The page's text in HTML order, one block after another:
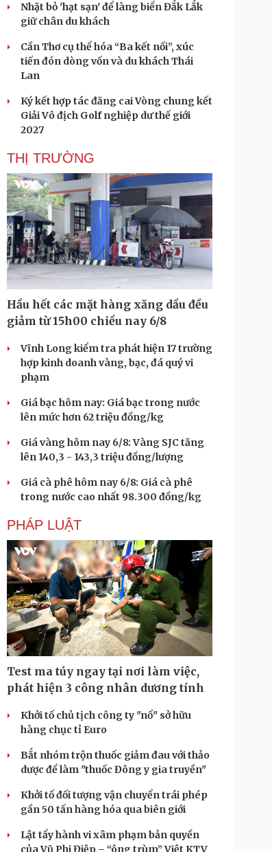
Nhặt bỏ 'hạt sạn' để làng biển Đắk Lắk
giữ chân du khách
Cần Thơ cụ thể hóa “Ba kết nối”, xúc
tiến đón dòng vốn và du khách Thái
Lan
Ký kết hợp tác đăng cai Vòng chung kết
Giải Vô địch Golf nghiệp dư thế giới
2027
THỊ TRƯỜNG
Hầu hết các mặt hàng xăng dầu đều
giảm từ 15h00 chiều nay 6/8
Vĩnh Long kiểm tra phát hiện 17 trường
hợp kinh doanh vàng, bạc, đá quý vi
phạm
Giá bạc hôm nay: Giá bạc trong nước
lên mức hơn 62 triệu đồng/kg
Giá vàng hôm nay 6/8: Vàng SJC tăng
lên 140,3 - 143,3 triệu đồng/lượng
Giá cà phê hôm nay 6/8: Giá cà phê
trong nước cao nhất 98.300 đồng/kg
PHÁP LUẬT
Test ma túy ngay tại nơi làm việc,
phát hiện 3 công nhân dương tính
Khởi tố chủ tịch công ty "nổ" sở hữu
hàng chục tỉ Euro
Bắt nhóm trộn thuốc giảm đau với thảo
dược để làm "thuốc Đông y gia truyền"
Khởi tố đối tượng vận chuyển trái phép
gần 50 tấn hàng hóa qua biên giới
Lật tẩy hành vi xâm phạm bản quyền
của Vũ Phi Điệp – “ông trùm” Việt KTV